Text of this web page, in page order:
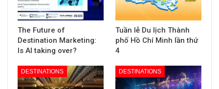
The Future of
Destination Marketing:
Is AI taking over?
Tuần lễ Du lịch Thành
phố Hồ Chí Minh lần thứ
4
DESTINATIONS DESTINATIONS